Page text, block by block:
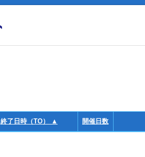
終了日時（TO） ▲ 開催日数